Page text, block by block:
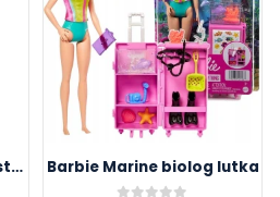
Barbie – Medicinska sestra sa dodacima Barbie Marine biolog lutka